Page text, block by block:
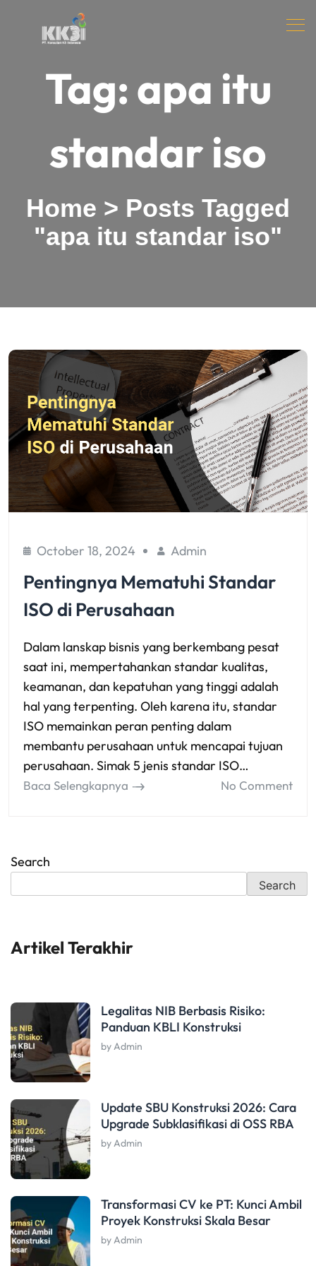
Tag:apa itu
standar iso
Home > Posts Tagged
"apa itu standar iso"
October 18, 2024 Admin
Pentingnya Mematuhi Standar
ISO di Perusahaan
Dalam lanskap bisnis yang berkembang pesat
saat ini, mempertahankan standar kualitas,
keamanan, dan kepatuhan yang tinggi adalah
hal yang terpenting. Oleh karena itu, standar
ISO memainkan peran penting dalam
membantu perusahaan untuk mencapai tujuan
perusahaan. Simak 5 jenis standar ISO…
Baca Selengkapnya No Comment
Search
Search
Artikel Terakhir
Legalitas NIB Berbasis Risiko:
Panduan KBLI Konstruksi
by Admin
Update SBU Konstruksi 2026: Cara
Upgrade Subklasifikasi di OSS RBA
by Admin
Transformasi CV ke PT: Kunci Ambil
Proyek Konstruksi Skala Besar
by Admin